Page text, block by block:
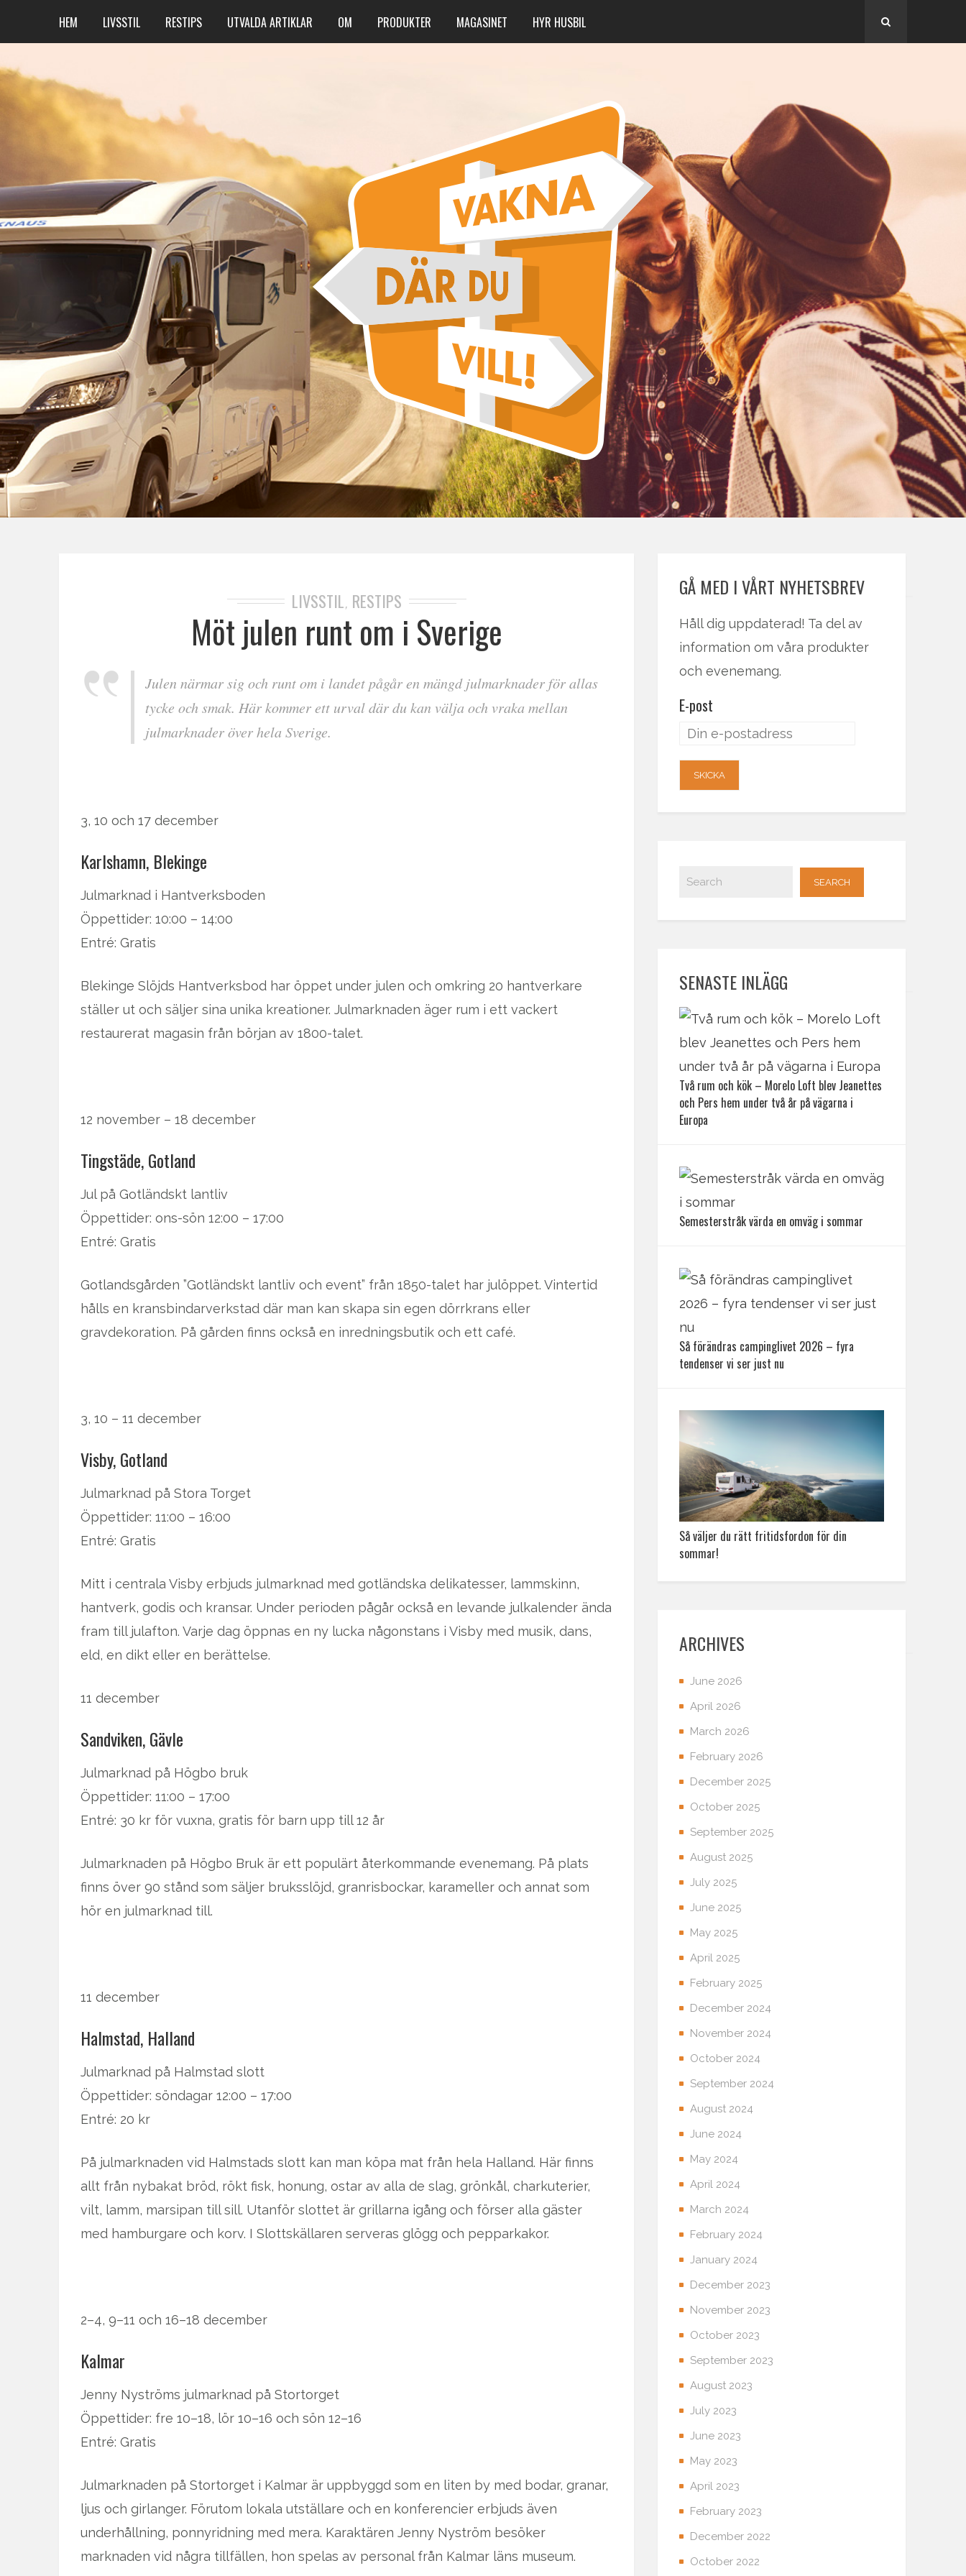
HEM LIVSSTIL RESTIPS UTVALDA ARTIKLAR OM PRODUKTER MAGASINET HYR HUSBIL
LIVSSTIL, RESTIPS
Möt julen runt om i Sverige
Julen närmar sig och runt om i landet pågår en mängd julmarknader för allas
tycke och smak. Här kommer ett urval där du kan välja och vraka mellan
julmarknader över hela Sverige.
3, 10 och 17 december
Karlshamn, Blekinge
Julmarknad i Hantverksboden
Öppettider: 10:00 – 14:00
Entré: Gratis
Blekinge Slöjds Hantverksbod har öppet under julen och omkring 20 hantverkare
ställer ut och säljer sina unika kreationer. Julmarknaden äger rum i ett vackert
restaurerat magasin från början av 1800-talet.
12 november – 18 december
Tingstäde, Gotland
Jul på Gotländskt lantliv
Öppettider: ons-sön 12:00 – 17:00
Entré: Gratis
Gotlandsgården ”Gotländskt lantliv och event” från 1850-talet har julöppet. Vintertid
hålls en kransbindarverkstad där man kan skapa sin egen dörrkrans eller
gravdekoration. På gården finns också en inredningsbutik och ett café.
3, 10 – 11 december
Visby, Gotland
Julmarknad på Stora Torget
Öppettider: 11:00 – 16:00
Entré: Gratis
Mitt i centrala Visby erbjuds julmarknad med gotländska delikatesser, lammskinn,
hantverk, godis och kransar. Under perioden pågår också en levande julkalender ända
fram till julafton. Varje dag öppnas en ny lucka någonstans i Visby med musik, dans,
eld, en dikt eller en berättelse.
11 december
Sandviken, Gävle
Julmarknad på Högbo bruk
Öppettider: 11:00 – 17:00
Entré: 30 kr för vuxna, gratis för barn upp till 12 år
Julmarknaden på Högbo Bruk är ett populärt återkommande evenemang. På plats
finns över 90 stånd som säljer bruksslöjd, granrisbockar, karameller och annat som
hör en julmarknad till.
11 december
Halmstad, Halland
Julmarknad på Halmstad slott
Öppettider: söndagar 12:00 – 17:00
Entré: 20 kr
På julmarknaden vid Halmstads slott kan man köpa mat från hela Halland. Här finns
allt från nybakat bröd, rökt fisk, honung, ostar av alla de slag, grönkål, charkuterier,
vilt, lamm, marsipan till sill. Utanför slottet är grillarna igång och förser alla gäster
med hamburgare och korv. I Slottskällaren serveras glögg och pepparkakor.
2–4, 9–11 och 16–18 december
Kalmar
Jenny Nyströms julmarknad på Stortorget
Öppettider: fre 10–18, lör 10–16 och sön 12–16
Entré: Gratis
Julmarknaden på Stortorget i Kalmar är uppbyggd som en liten by med bodar, granar,
ljus och girlanger. Förutom lokala utställare och en konferencier erbjuds även
underhållning, ponnyridning med mera. Karaktären Jenny Nyström besöker
marknaden vid några tillfällen, hon spelas av personal från Kalmar läns museum.
GÅ MED I VÅRT NYHETSBREV
Håll dig uppdaterad! Ta del av
information om våra produkter
och evenemang.
E-post
SENASTE INLÄGG
Två rum och kök – Morelo Loft blev Jeanettes
och Pers hem under två år på vägarna i
Europa
Semesterstråk värda en omväg i sommar
Så förändras campinglivet 2026 – fyra
tendenser vi ser just nu
Så väljer du rätt fritidsfordon för din
sommar!
ARCHIVES
June 2026
April 2026
March 2026
February 2026
December 2025
October 2025
September 2025
August 2025
July 2025
June 2025
May 2025
April 2025
February 2025
December 2024
November 2024
October 2024
September 2024
August 2024
June 2024
May 2024
April 2024
March 2024
February 2024
January 2024
December 2023
November 2023
October 2023
September 2023
August 2023
July 2023
June 2023
May 2023
April 2023
February 2023
December 2022
October 2022